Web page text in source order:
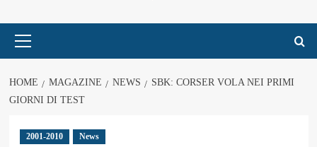
principale
HOME MAGAZINE NEWS
SBK: CORSER VOLA NEI PRIMI
GIORNI DI TEST
2001-2010 News